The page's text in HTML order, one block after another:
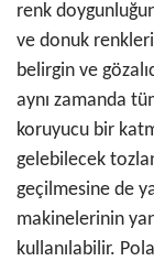
renk
ve donuk
belirgin ve
aynı zamanda
koruyucu bir
gelebilecek
geçilmesine de
makinelerinin
kullanılabilir.